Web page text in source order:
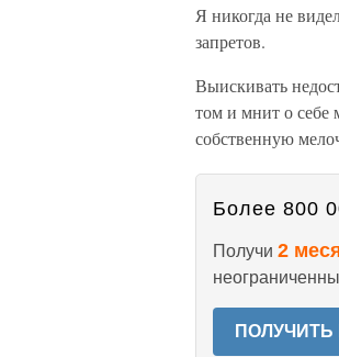
Я никогда не
запретов.
Выискивать
том и мнит о себе
собственную
Более 800
Получи 2